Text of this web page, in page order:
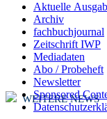
Aktuelle
Archiv
fachbuchjournal
Zeitschrift IWP
Mediadaten
Abo / Probeheft
Newsletter
Sponsored
WEITERE NEWS